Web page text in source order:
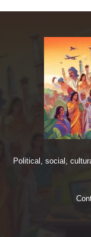
Political, social,